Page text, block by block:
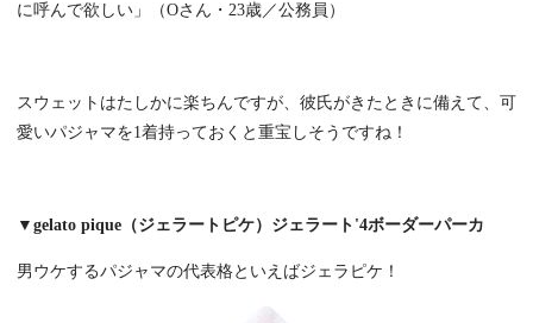
に呼んで欲しい」（Oさん・23歳／公務員）
スウェットはたしかに楽ちんですが、彼氏がきたときに備えて、可
愛いパジャマを1着持っておくと重宝しそうですね！
▼gelato pique（ジェラートピケ）ジェラート'4ボーダーパーカ
男ウケするパジャマの代表格といえばジェラピケ！